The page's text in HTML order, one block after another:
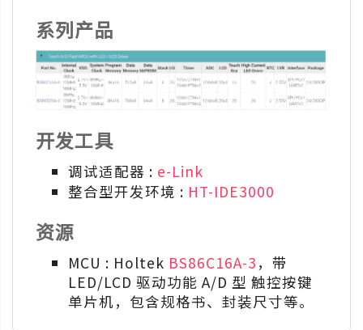
系列产品
开发工具
调试适配器 : e-Link
整合型开发环境 : HT-IDE3000
资源
MCU : Holtek BS86C16A-3 ，带
LED/LCD 驱动功能 A/D 型 触控按键
单片机，包含规格书、封装尺寸等。